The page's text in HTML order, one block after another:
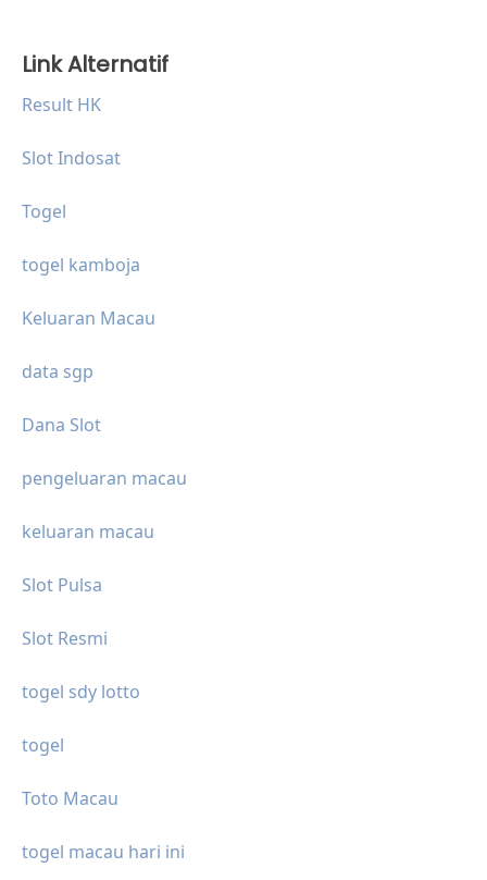
Link Alternatif
Result HK
Slot Indosat
Togel
togel kamboja
Keluaran Macau
data sgp
Dana Slot
pengeluaran macau
keluaran macau
Slot Pulsa
Slot Resmi
togel sdy lotto
togel
Toto Macau
togel macau hari ini